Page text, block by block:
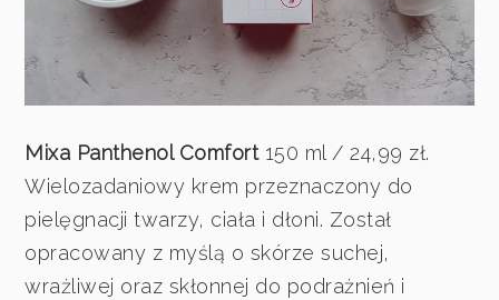
Mixa Panthenol Comfort 150 ml / 24,99 zł.
Wielozadaniowy krem przeznaczony do
pielęgnacji twarzy, ciała i dłoni. Został
opracowany z myślą o skórze suchej,
wrażliwej oraz skłonnej do podrażnień i